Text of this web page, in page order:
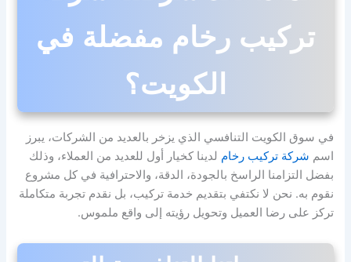
تركيب رخام مفضلة في
الكويت؟
في سوق الكويت التنافسي الذي يزخر بالعديد من الشركات، يبرز
اسم شركة تركيب رخام لدينا كخيار أول للعديد من العملاء، وذلك
بفضل التزامنا الراسخ بالجودة، الدقة، والاحترافية في كل مشروع
نقوم به. نحن لا نكتفي بتقديم خدمة تركيب، بل نقدم تجربة متكاملة
تركز على رضا العميل وتحويل رؤيته إلى واقع ملموس.